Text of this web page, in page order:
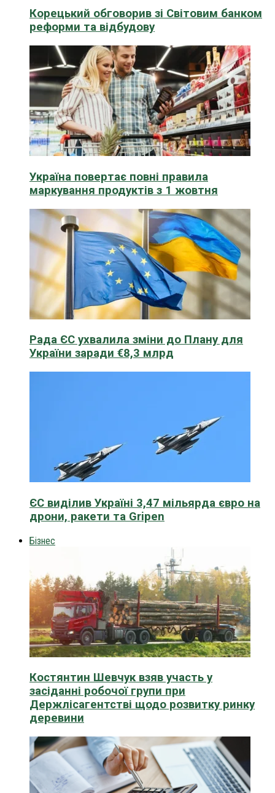
Корецький обговорив зі Світовим банком
реформи та відбудову
Україна повертає повні правила
маркування продуктів з 1 жовтня
Рада ЄС ухвалила зміни до Плану для
України заради €8,3 млрд
ЄС виділив Україні 3,47 мільярда євро на
дрони, ракети та Gripen
Бізнес
Костянтин Шевчук взяв участь у
засіданні робочої групи при
Держлісагентстві щодо розвитку ринку
деревини